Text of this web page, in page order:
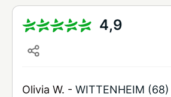
4,9
Olivia W. - WITTENHEIM (68)